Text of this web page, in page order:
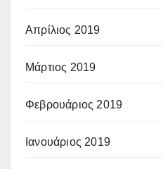
Απρίλιος 2019
Μάρτιος 2019
Φεβρουάριος 2019
Ιανουάριος 2019